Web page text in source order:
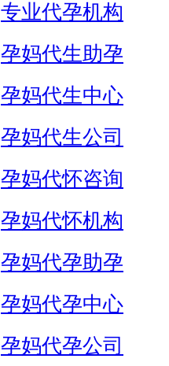
专业代孕机构
孕妈代生助孕
孕妈代生中心
孕妈代生公司
孕妈代怀咨询
孕妈代怀机构
孕妈代孕助孕
孕妈代孕中心
孕妈代孕公司